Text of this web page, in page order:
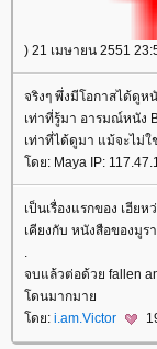
) 21 เมษายน 2551
จริงๆ พึ่งมีโอกาสได้ดูห
เท่าที่รู้มา อารมณ์หนัง
เท่าที่ได้ดูมา แม้จะไม่
ดย: Maya IP:
เป็นเรื่องแรกของ เฮีย
เคียงกับ หนังสือของมูร
.
จบแล้วต่อด้วย fallen
ดนมากมา
ดย: i.am.Victor